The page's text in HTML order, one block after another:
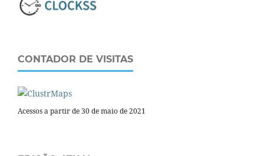
CONTADOR DE VISITAS
Acessos a partir de 30 de maio de 2021